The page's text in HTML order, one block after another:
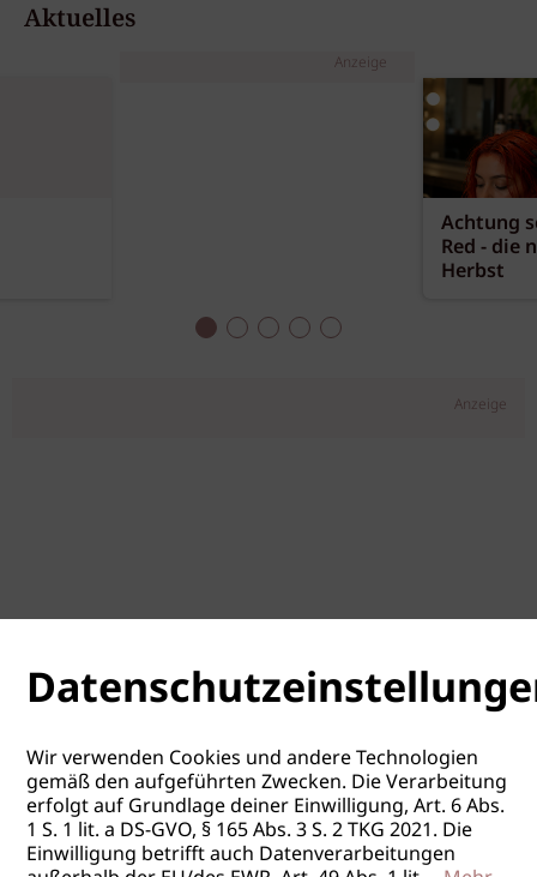
Aktuelles
Anzeige
Achtung
Red - die
Herbst
Anzeige
Wir verwenden Cookies und andere Technologien
gemäß den aufgeführten Zwecken. Die Verarbeitung
erfolgt auf Grundlage deiner Einwilligung, Art. 6 Abs.
1 S. 1 lit. a DS-GVO, § 165 Abs. 3 S. 2 TKG 2021. Die
Einwilligung betrifft auch Datenverarbeitungen